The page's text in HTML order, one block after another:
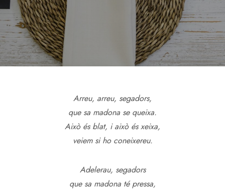
Arreu, arreu, segadors,
que sa madona se queixa.
Això és blat, i això és xeixa,
veiem si ho coneixereu.
Adelerau, segadors
que sa madona té pressa,